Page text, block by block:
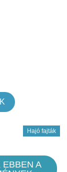
Hajó fajták
EBBEN A